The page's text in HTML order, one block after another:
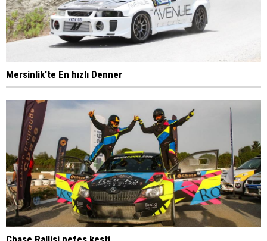
Mersinlik'te En hızlı Denner